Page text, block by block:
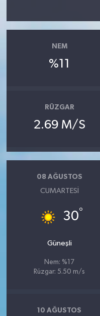
NEM
%11
RÜZGAR
2.69 M/S
08 AĞUSTOS
CUMARTESI
30°
Güneşli
Nem: %17
Rüzgar: 5.50 m/s
10 AĞUSTOS